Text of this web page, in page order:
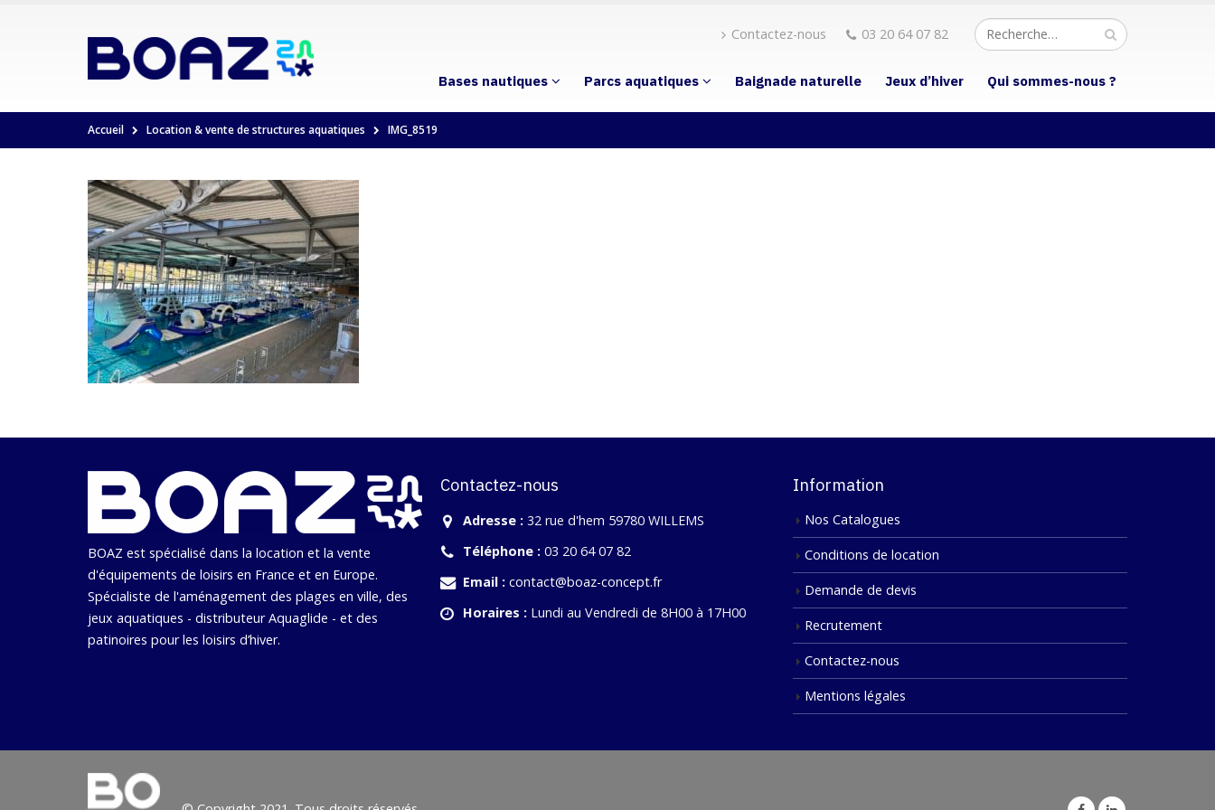
Contactez-nous 03 20 64 07 82
Bases nautiques Parcs aquatiques Baignade naturelle Jeux d’hiver Qui sommes-nous ?
Accueil Location & vente de structures aquatiques IMG_8519
BOAZ est spécialisé dans la location et la vente
d'équipements de loisirs en France et en Europe.
Spécialiste de l'aménagement des plages en ville, des
jeux aquatiques - distributeur Aquaglide - et des
patinoires pour les loisirs d’hiver.
Contactez-nous
Adresse : 32 rue d'hem 59780 WILLEMS
Téléphone : 03 20 64 07 82
Email : contact@boaz-concept.fr
Horaires : Lundi au Vendredi de 8H00 à 17H00
Information
Nos Catalogues
Conditions de location
Demande de devis
Recrutement
Contactez-nous
Mentions légales